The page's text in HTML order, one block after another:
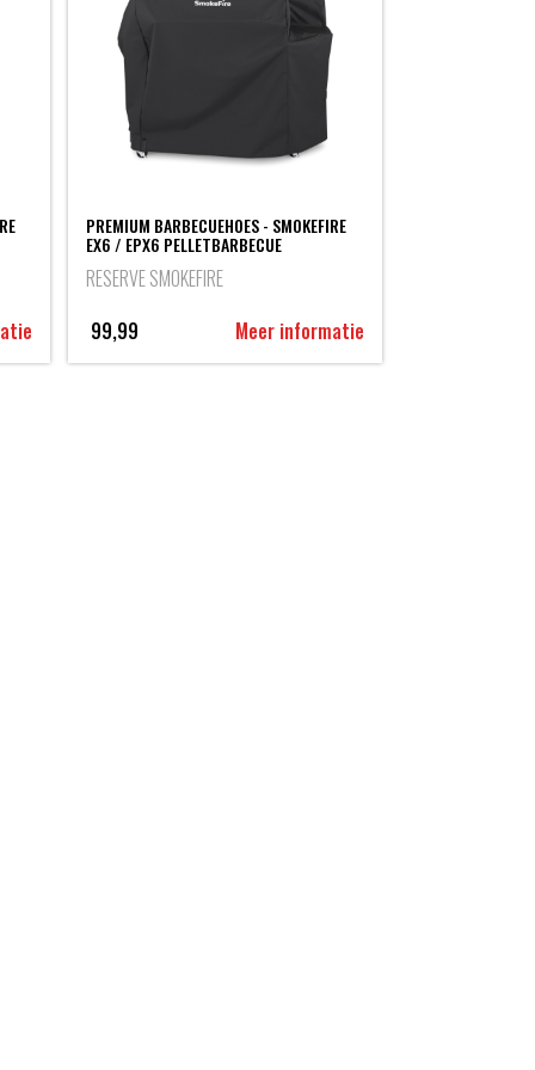
PREMIUM BARBECUEHOES - SMOKEFIRE
EX6 / EPX6 PELLETBARBECUE
RESERVE SMOKEFIRE
99,99
Meer informatie